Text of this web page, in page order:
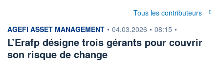
136
Tous les contributeurs
information fournie par
AGEFI ASSET MANAGEMENT • 04.03.2026 • 08:15 •
L’Erafp désigne trois gérants pour couvrir
son risque de change